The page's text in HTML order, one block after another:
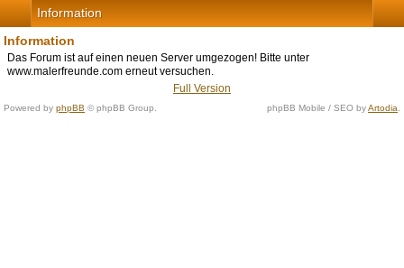
Information
Information
Das Forum ist auf einen neuen Server umgezogen! Bitte unter
www.malerfreunde.com erneut versuchen.
Full Version
Powered by phpBB © phpBB Group. phpBB Mobile / SEO byArtodia